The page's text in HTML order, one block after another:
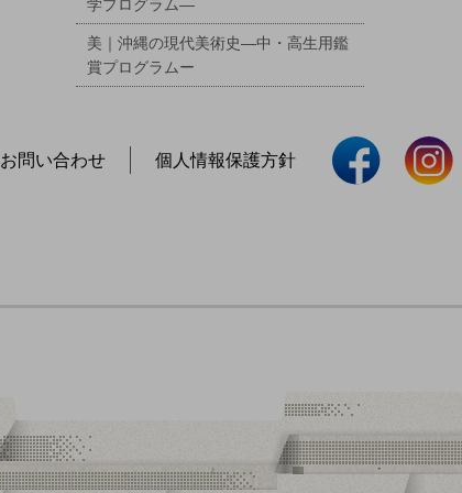
美｜沖縄の現代美術史―中・高生用鑑
賞プログラムー
お問い合わせ 個人情報保護方針